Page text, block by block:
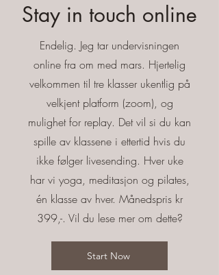
Stay in touch online
Endelig. Jeg tar undervisningen
online fra om med mars. Hjertelig
velkommen til tre klasser ukentlig på
velkjent platform (zoom), og
mulighet for replay. Det vil si du kan
spille av klassene i ettertid hvis du
ikke følger livesending. Hver uke
har vi yoga, meditasjon og pilates,
én klasse av hver. Månedspris kr
399,-. Vil du lese mer om dette?
Start Now